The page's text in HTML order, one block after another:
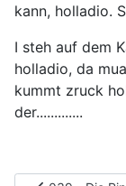
kann, holladio.
I steh auf dem
holladio, da
kummt zruck
der.............